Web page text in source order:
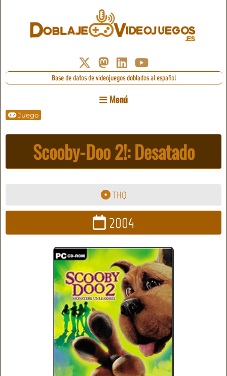
Base de datos de videojuegos doblados al español
Menú
Juego
Scooby-Doo 2!: Desatado
THQ
2004